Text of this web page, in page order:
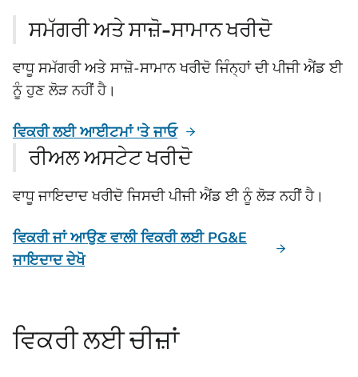
ਸਮੱਗਰੀ ਅਤੇ ਸਾਜ਼ੋ-ਸਾਮਾਨ ਖਰੀਦੋ
ਵਾਧੂ ਸਮੱਗਰੀ ਅਤੇ ਸਾਜ਼ੋ-ਸਾਮਾਨ ਖਰੀਦੋ ਜਿੰਨ੍ਹਾਂ ਦੀ ਪੀਜੀ ਐਂਡ ਈ
ਨੂੰ ਹੁਣ ਲੋੜ ਨਹੀਂ ਹੈ।
ਵਿਕਰੀ ਲਈ ਆਈਟਮਾਂ 'ਤੇ ਜਾਓ
ਰੀਅਲ ਅਸਟੇਟ ਖਰੀਦੋ
ਵਾਧੂ ਜਾਇਦਾਦ ਖਰੀਦੋ ਜਿਸਦੀ ਪੀਜੀ ਐਂਡ ਈ ਨੂੰ ਲੋੜ ਨਹੀਂ ਹੈ।
ਵਿਕਰੀ ਜਾਂ ਆਉਣ ਵਾਲੀ ਵਿਕਰੀ ਲਈ PG&E
ਜਾਇਦਾਦ ਦੇਖੋ
ਵਿਕਰੀ ਲਈ ਚੀਜ਼ਾਂ